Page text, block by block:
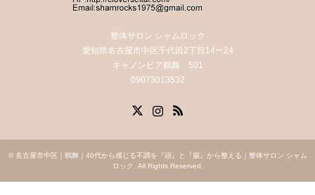
整体サロン シャムロック
愛知県名古屋市中区千代田2丁目14ー24
キャノンピア鶴舞 501
09073013532
© 名古屋市中区｜鶴舞｜40代から感じる不調を『頭』と『腸』から整える｜整体サロン シャム
ロック
. All Rights Reserved.